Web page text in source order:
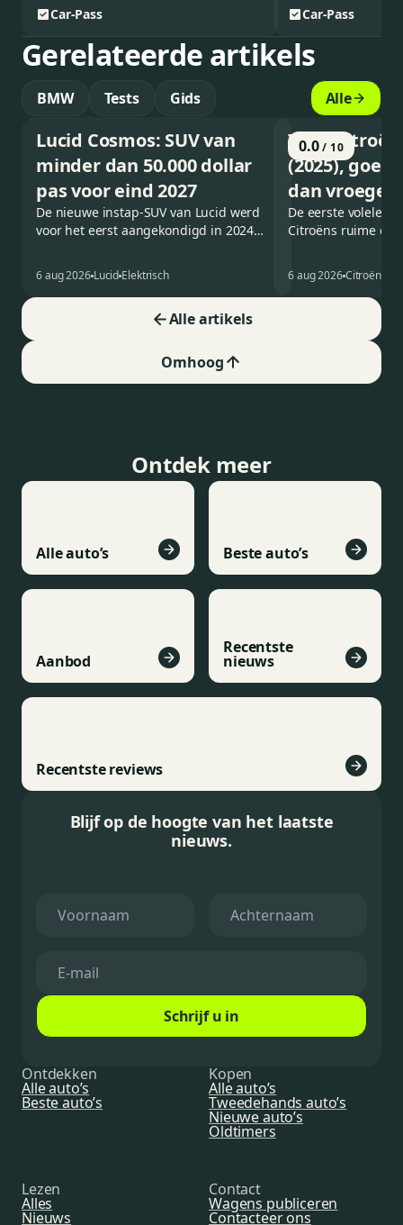
Car-Pass Car-Pass
Gerelateerde artikels
BMW Tests Gids Alle
Lucid Cosmos: SUV van
minder dan 50.000 dollar
pas voor eind 2027
De nieuwe instap-SUV van Lucid werd
voor het eerst aangekondigd in 2024
2026 het gamma van de Amerikaanse
constructeur vervoegen.
6 aug 2026Lucid Elektrisch
0.0/ 10
Test: Citroën
(2025),
dan vroeger
De eerste
Citroëns ruime en
voorganger naar
tijdperk vertalen.
6 aug 2026Citroën
Alle artikels
Omhoog
Ontdek meer
Alle auto’s Beste auto’s
Aanbod
Recentste
nieuws
Recentste reviews
Blijf op de hoogte van het laatste
nieuws.
Schrijf u in
Ontdekken
Alle auto’s
Beste auto’s
Kopen
Alle auto’s
Tweedehands auto’s
Nieuwe auto’s
Oldtimers
Lezen
Alles
Nieuws
Contact
Wagens publiceren
Contacteer ons